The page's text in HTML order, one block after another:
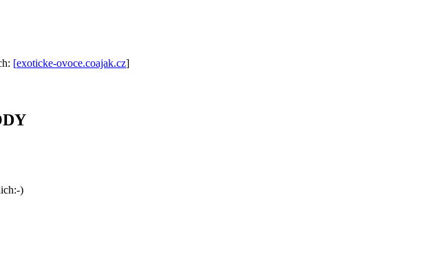
[exoticke-ovoce.coajak.cz]
)